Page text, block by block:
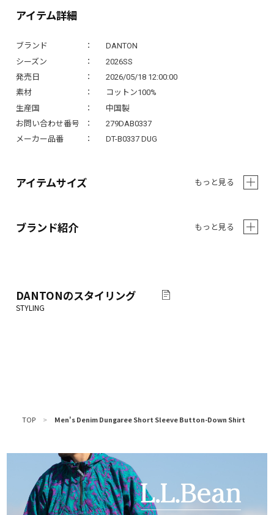
アイテム詳細
ブランド
DANTON
シーズン
2026SS
発売日
2026/05/18 12:00:00
素材
コットン100%
生産国
中国製
お問い合わせ番号
279DAB0337
メーカー品番
DT-B0337 DUG
アイテムサイズ もっと見る
ブランド紹介 もっと見る
DANTONのスタイリング
TOP > Men's Denim Dungaree Short Sleeve Button-Down Shirt